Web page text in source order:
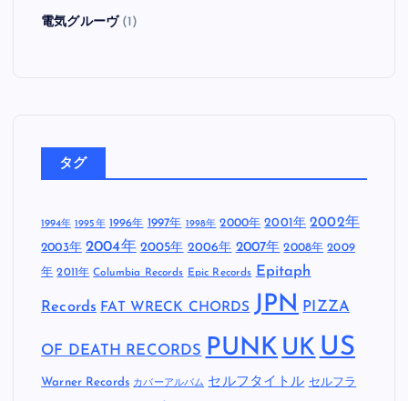
電気グルーヴ(1)
タグ
1994年 1995年 1996年 1997年 1998年 2000年 2001年 2002年
2003年 2004年 2005年 2006年 2007年 2008年 2009
年 2011年 Columbia Records Epic Records Epitaph
Records FAT WRECK CHORDS JPN PIZZA
OF DEATH RECORDS PUNK UK US
Warner Records カバーアルバム セルフタイトル セルフラ